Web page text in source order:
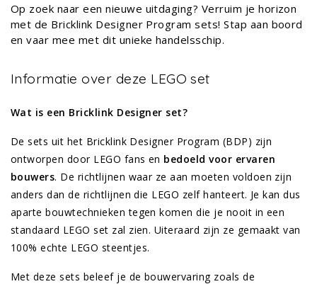
Op zoek naar een nieuwe uitdaging? Verruim je horizon
met de Bricklink Designer Program sets! Stap aan boord
en vaar mee met dit unieke handelsschip.
Informatie over deze LEGO set
Wat is een Bricklink Designer set?
De sets uit het Bricklink Designer Program (BDP) zijn
ontworpen door LEGO fans en bedoeld voor ervaren
bouwers. De richtlijnen waar ze aan moeten voldoen zijn
anders dan de richtlijnen die LEGO zelf hanteert. Je kan dus
aparte bouwtechnieken tegen komen die je nooit in een
standaard LEGO set zal zien. Uiteraard zijn ze gemaakt van
100% echte LEGO steentjes.
Met deze sets beleef je de bouwervaring zoals de